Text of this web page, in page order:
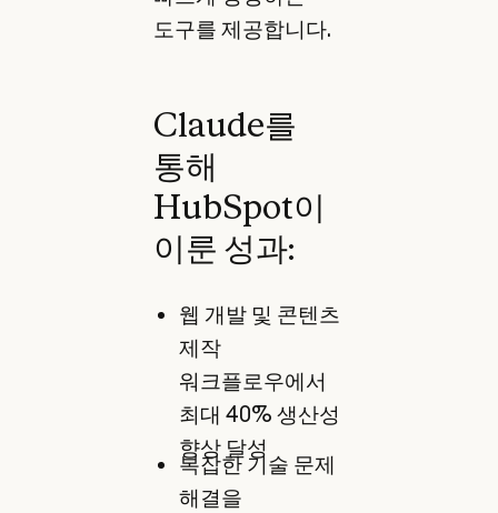
도구를 제공합니다.
Claude를
통해
HubSpot이
이룬 성과:
웹 개발 및 콘텐츠
제작
워크플로우에서
최대 40% 생산성
향상 달성
복잡한 기술 문제
해결을